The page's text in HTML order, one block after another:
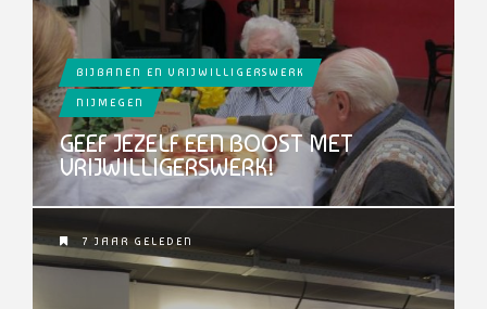
BIJBANEN EN VRIJWILLIGERSWERK
NIJMEGEN
GEEF JEZELF EEN BOOST MET
VRIJWILLIGERSWERK!
7 JAAR GELEDEN